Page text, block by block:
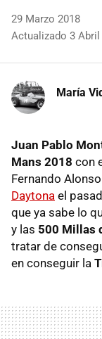
29 Marzo 2018
Actualizado 3 Abril
María
Juan Pablo
Mans 2018 con
Fernando Alonso
Daytona el
que ya sabe lo
y las 500 Millas
tratar de
en conseguir la